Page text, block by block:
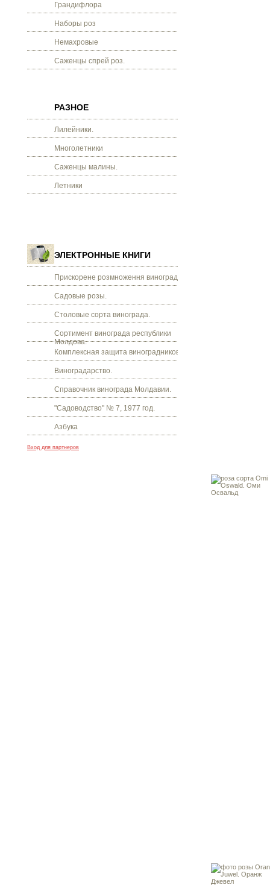
Грандифлора
Наборы роз
Немахровые
Саженцы спрей роз.
РАЗНОЕ
Лилейники.
Многолетники
Саженцы малины.
Летники
ЭЛЕКТРОННЫЕ КНИГИ
Прискорене розмноження винограду.
Садовые розы.
Столовые сорта винограда.
Сортимент винограда республики
Молдова.
Комплексная защита виноградников.
Виноградарство.
Справочник винограда Молдавии.
"Садоводство" № 7, 1977 год.
Азбука
Вход для партнеров